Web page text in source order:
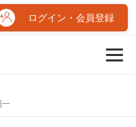
ログイン・会員登録